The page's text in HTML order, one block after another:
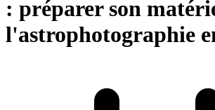
: préparer son
l'astrophotographie